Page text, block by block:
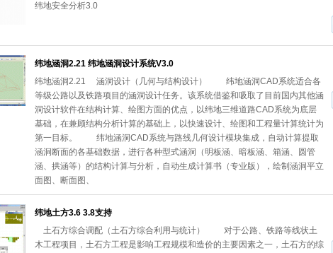
纬地安全分析3.0
纬地涵洞2.21 纬地涵洞设计系统V3.0
纬地涵洞2.21 涵洞设计（几何与结构设计） 纬地涵洞CAD系统适合各
等级公路以及铁路项目的涵洞设计任务。该系统借鉴和吸取了目前国内其他涵
洞设计软件在结构计算、绘图方面的优点，以纬地三维道路CAD系统为底层
基础，在兼顾结构分析计算的基础上，以快速设计、绘图和工程量计算统计为
第一目标。 纬地涵洞CAD系统与路线几何设计模块集成，自动计算提取
涵洞断面的各基础数据，进行各种型式涵洞（明板涵、暗板涵、箱涵、圆管
涵、拱涵等）的结构计算与分析，自动生成计算书（专业版），绘制涵洞平立
面图、断面图、
纬地土方3.6 3.8支持
土石方综合调配（土石方综合利用与统计） 对于公路、铁路等线状土
木工程项目，土石方工程是影响工程规模和造价的主要因素之一，土石方的综